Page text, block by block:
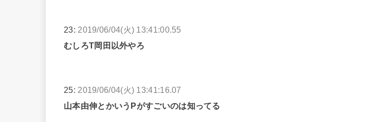
23: 2019/06/04(火) 13:41:00.55
むしろT岡田以外やろ
25: 2019/06/04(火) 13:41:16.07
山本由伸とかいうPがすごいのは知ってる